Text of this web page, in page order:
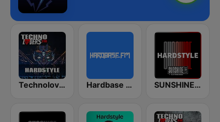
Technolovers - HARDSTYLE Hardbase FM SUNSHINE LIVE - Hardstyle